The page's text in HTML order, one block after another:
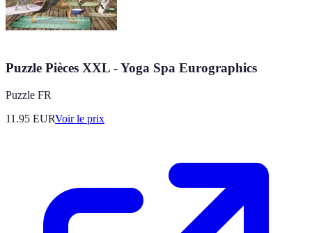
Puzzle Pièces XXL - Yoga Spa Eurographics
Puzzle FR
11.95 EURVoir le prix